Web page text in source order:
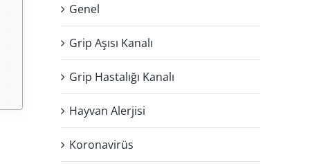
Genel
Grip Aşısı Kanalı
Grip Hastalığı Kanalı
Hayvan Alerjisi
Koronavirüs